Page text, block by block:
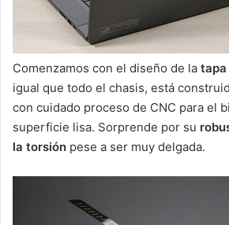
Comenzamos con el diseño de la tapa
igual que todo el chasis, está
con cuidado proceso de CNC para el
superficie lisa. Sorprende por su
la torsión pese a ser muy delgada.